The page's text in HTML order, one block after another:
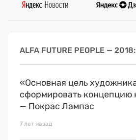
ALFA FUTURE PEOPLE — 2018
«Основная цель
сформировать концепцию
— Покрас Лампас
7 лет назад